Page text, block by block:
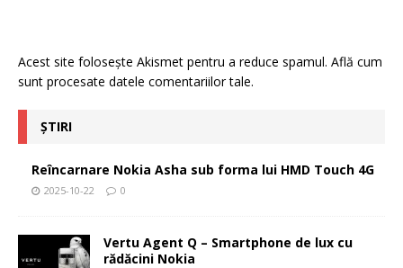
Acest site folosește Akismet pentru a reduce spamul. Află cum
sunt procesate datele comentariilor tale.
ȘTIRI
Reîncarnare Nokia Asha sub forma lui HMD Touch 4G
2025-10-22 0
Vertu Agent Q – Smartphone de lux cu
rădăcini Nokia